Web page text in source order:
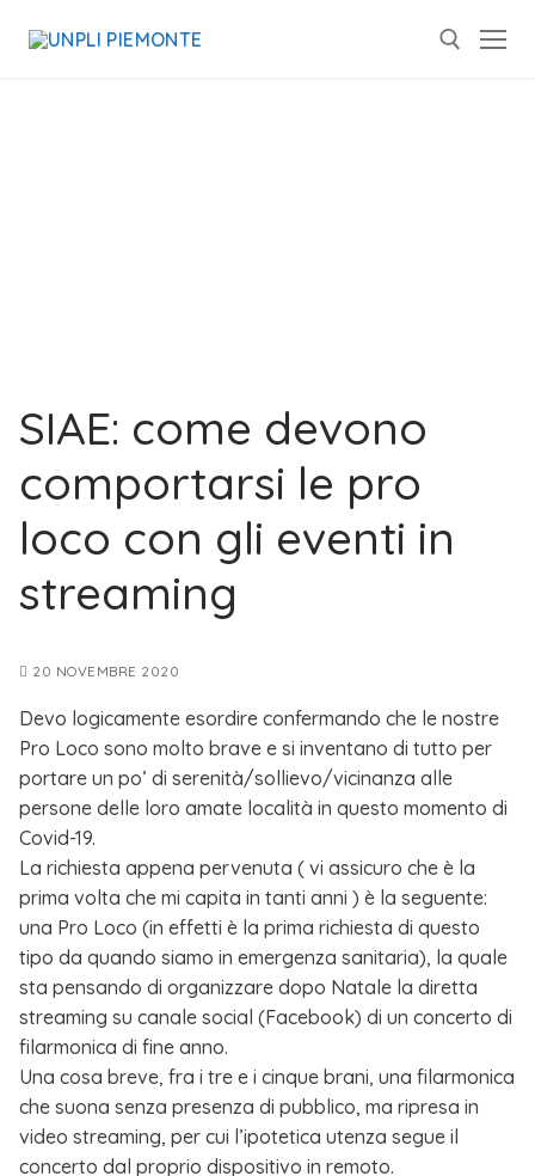
SIAE: come devono
comportarsi le pro
loco con gli eventi in
streaming
20 NOVEMBRE 2020
Devo logicamente esordire confermando che le nostre
Pro Loco sono molto brave e si inventano di tutto per
portare un po’ di serenità/sollievo/vicinanza alle
persone delle loro amate località in questo momento di
Covid-19.
La richiesta appena pervenuta ( vi assicuro che è la
prima volta che mi capita in tanti anni ) è la seguente:
una Pro Loco (in effetti è la prima richiesta di questo
tipo da quando siamo in emergenza sanitaria), la quale
sta pensando di organizzare dopo Natale la diretta
streaming su canale social (Facebook) di un concerto di
filarmonica di fine anno.
Una cosa breve, fra i tre e i cinque brani, una filarmonica
che suona senza presenza di pubblico, ma ripresa in
video streaming, per cui l’ipotetica utenza segue il
concerto dal proprio dispositivo in remoto.